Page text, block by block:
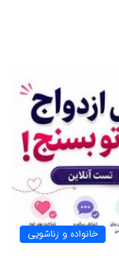
خانواده و زناشویی